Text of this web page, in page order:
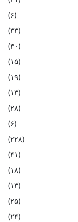
(۶)
(۳۳)
(۳۰)
(۱۵)
(۱۹)
(۱۳)
(۲۸)
(۶)
(۲۲۸)
(۴۱)
(۱۸)
(۱۳)
(۲۵)
(۲۴)